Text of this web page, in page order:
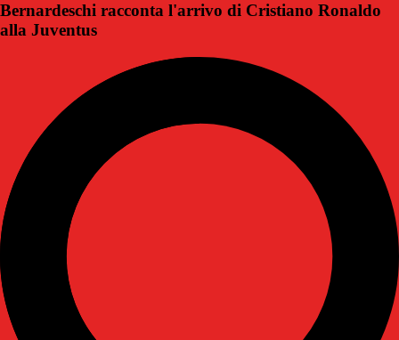
Bernardeschi racconta l'arrivo di Cristiano Ronaldo
alla Juventus